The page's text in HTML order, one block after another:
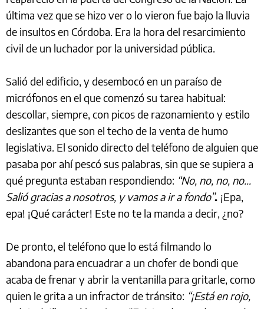
última vez que se hizo ver o lo vieron fue bajo la lluvia
de insultos en Córdoba. Era la hora del resarcimiento
civil de un luchador por la universidad pública.
Salió del edificio, y desembocó en un paraíso de
micrófonos en el que comenzó su tarea habitual:
descollar, siempre, con picos de razonamiento y estilo
deslizantes que son el techo de la venta de humo
legislativa. El sonido directo del teléfono de alguien que
pasaba por ahí pescó sus palabras, sin que se supiera a
qué pregunta estaban respondiendo: “No, no, no, no…
Salió gracias a nosotros, y vamos a ir a fondo”. ¡Epa,
epa! ¡Qué carácter! Este no te la manda a decir, ¿no?
De pronto, el teléfono que lo está filmando lo
abandona para encuadrar a un chofer de bondi que
acaba de frenar y abrir la ventanilla para gritarle, como
quien le grita a un infractor de tránsito: “¡Está en rojo,